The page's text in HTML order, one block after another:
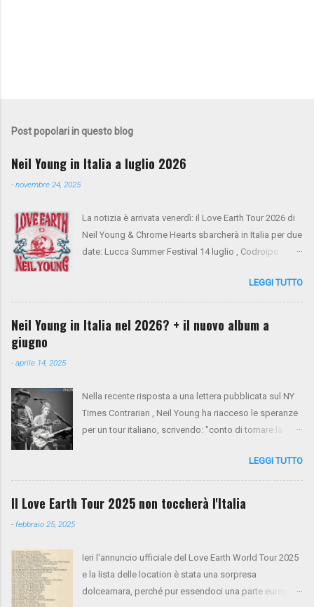
Post popolari in questo blog
Neil Young in Italia a luglio 2026
- novembre 24, 2025
La notizia è arrivata venerdì: il Love Earth Tour 2026 di
Neil Young & Chrome Hearts sbarcherà in Italia per due
date: Lucca Summer Festival 14 luglio , Codroipo
dopo 10 anni dall'ultima apparizione nel nostro
paese. Sul palco saliranno anche Spooner Oldham
(tastiere), Micah Nelson (chitarra, cori), Corey
vendita generale sarà aperta tramite Ticketone . Ecco
il tour completo:
LEGGI TUTTO
Neil Young in Italia nel 2026? + il nuovo album a
giugno
- aprile 14, 2025
Nella recente risposta a una lettera pubblicata sul NY
Times Contrarian , Neil Young ha riacceso le speranze
per un tour italiano, scrivendo: "conto di tornare la
Non resta che aspettare e sperare. Intanto, il nuovo
album Talking To The Trees è previsto per il 13 giugno.
LEGGI TUTTO
Il Love Earth Tour 2025 non toccherà l'Italia
- febbraio 25, 2025
Ieri l'annuncio ufficiale del Love Earth World Tour 2025
e la lista delle location è stata una sorpresa
dolceamara, perché pur essendoci una parte europea